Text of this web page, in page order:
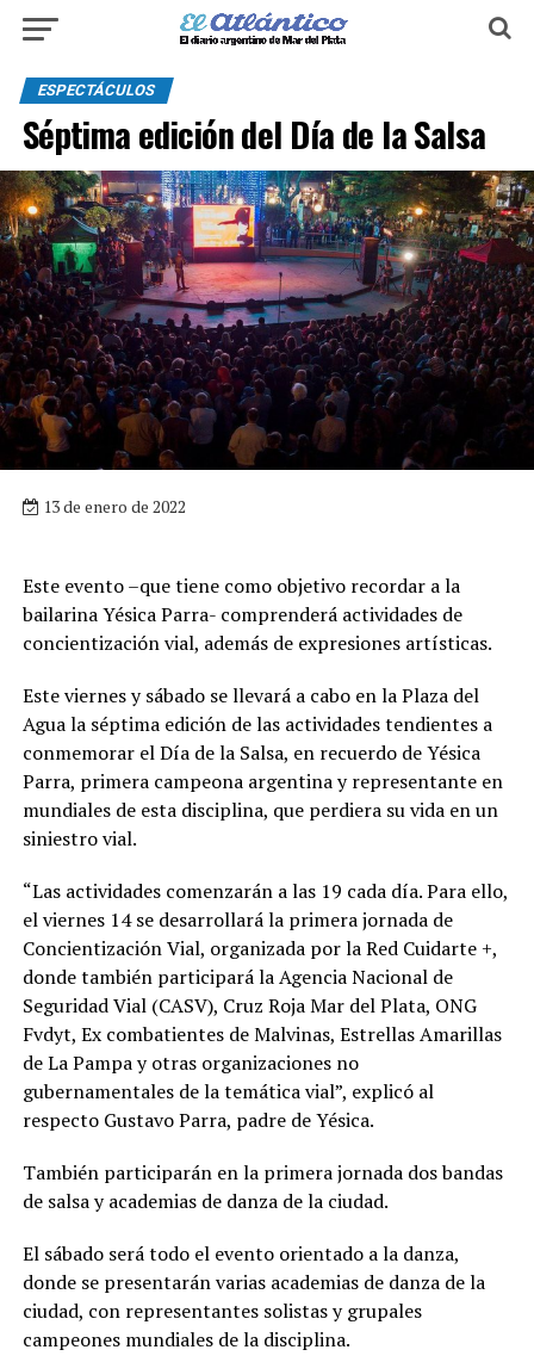
ESPECTÁCULOS
Séptima edición del Día de la Salsa
13 de enero de 2022
Este evento –que tiene como objetivo recordar a la
bailarina Yésica Parra- comprenderá actividades de
concientización vial, además de expresiones artísticas.
Este viernes y sábado se llevará a cabo en la Plaza del
Agua la séptima edición de las actividades tendientes a
conmemorar el Día de la Salsa, en recuerdo de Yésica
Parra, primera campeona argentina y representante en
mundiales de esta disciplina, que perdiera su vida en un
siniestro vial.
“Las actividades comenzarán a las 19 cada día. Para ello,
el viernes 14 se desarrollará la primera jornada de
Concientización Vial, organizada por la Red Cuidarte +,
donde también participará la Agencia Nacional de
Seguridad Vial (CASV), Cruz Roja Mar del Plata, ONG
Fvdyt, Ex combatientes de Malvinas, Estrellas Amarillas
de La Pampa y otras organizaciones no
gubernamentales de la temática vial”, explicó al
respecto Gustavo Parra, padre de Yésica.
También participarán en la primera jornada dos bandas
de salsa y academias de danza de la ciudad.
El sábado será todo el evento orientado a la danza,
donde se presentarán varias academias de danza de la
ciudad, con representantes solistas y grupales
campeones mundiales de la disciplina.